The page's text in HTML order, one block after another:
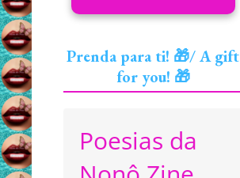
Prenda para ti! 🎁/ A gift
for you! 🎁
Poesias da